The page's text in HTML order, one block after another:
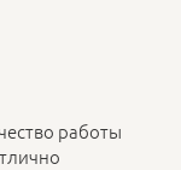
работы